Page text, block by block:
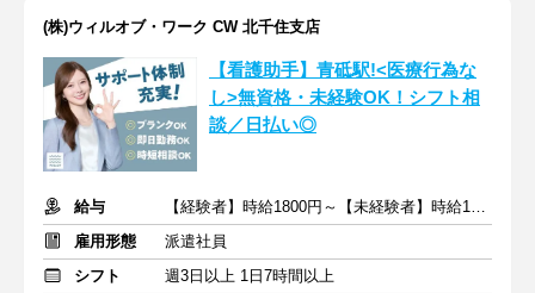
(株)ウィルオブ・ワーク CW 北千住支店
【看護助手】青砥駅!<医療行為な
し>無資格・未経験OK！シフト相
談／日払い◎
給与
【経験者】時給1800円～【未経験者】時給1500円～ ＋交通費
雇用形態
派遣社員
シフト
週3日以上 1日7時間以上